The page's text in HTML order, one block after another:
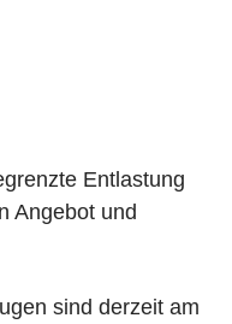
Entlastung
Angebot und
sind derzeit am